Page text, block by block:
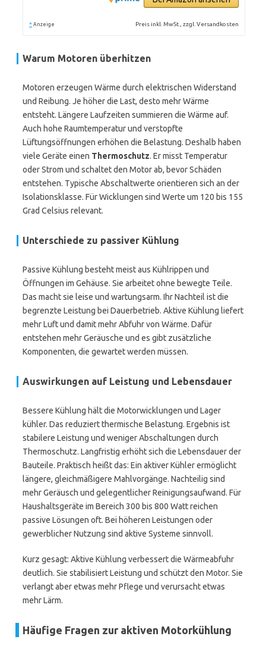
* Anzeige Preis inkl. MwSt., zzgl. Versandkosten
Warum Motoren überhitzen
Motoren erzeugen Wärme durch elektrischen Widerstand
und Reibung. Je höher die Last, desto mehr Wärme
entsteht. Längere Laufzeiten summieren die Wärme auf.
Auch hohe Raumtemperatur und verstopfte
Lüftungsöffnungen erhöhen die Belastung. Deshalb haben
viele Geräte einen Thermoschutz. Er misst Temperatur
oder Strom und schaltet den Motor ab, bevor Schäden
entstehen. Typische Abschaltwerte orientieren sich an der
Isolationsklasse. Für Wicklungen sind Werte um 120 bis 155
Grad Celsius relevant.
Unterschiede zu passiver Kühlung
Passive Kühlung besteht meist aus Kühlrippen und
Öffnungen im Gehäuse. Sie arbeitet ohne bewegte Teile.
Das macht sie leise und wartungsarm. Ihr Nachteil ist die
begrenzte Leistung bei Dauerbetrieb. Aktive Kühlung liefert
mehr Luft und damit mehr Abfuhr von Wärme. Dafür
entstehen mehr Geräusche und es gibt zusätzliche
Komponenten, die gewartet werden müssen.
Auswirkungen auf Leistung und Lebensdauer
Bessere Kühlung hält die Motorwicklungen und Lager
kühler. Das reduziert thermische Belastung. Ergebnis ist
stabilere Leistung und weniger Abschaltungen durch
Thermoschutz. Langfristig erhöht sich die Lebensdauer der
Bauteile. Praktisch heißt das: Ein aktiver Kühler ermöglicht
längere, gleichmäßigere Mahlvorgänge. Nachteilig sind
mehr Geräusch und gelegentlicher Reinigungsaufwand. Für
Haushaltsgeräte im Bereich 300 bis 800 Watt reichen
passive Lösungen oft. Bei höheren Leistungen oder
gewerblicher Nutzung sind aktive Systeme sinnvoll.
Kurz gesagt: Aktive Kühlung verbessert die Wärmeabfuhr
deutlich. Sie stabilisiert Leistung und schützt den Motor. Sie
verlangt aber etwas mehr Pflege und verursacht etwas
mehr Lärm.
Häufige Fragen zur aktiven Motorkühlung